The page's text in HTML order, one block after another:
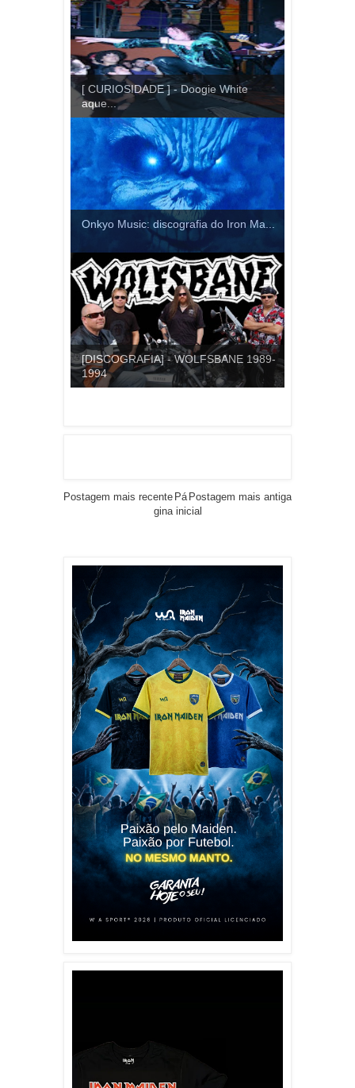
[ CURIOSIDADE ] - Doogie White
aque...
Onkyo Music: discografia do Iron Ma...
[DISCOGRAFIA] - WOLFSBANE 1989-
1994
Postagem mais recente Postagem mais antiga
Pá
gina inicial